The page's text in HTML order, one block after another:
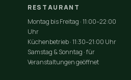
RESTAURANT
Montag bis Freitag · 11:00–22:00
Uhr
Küchenbetrieb · 11:30–21:00 Uhr
Samstag & Sonntag · für
Veranstaltungen geöffnet